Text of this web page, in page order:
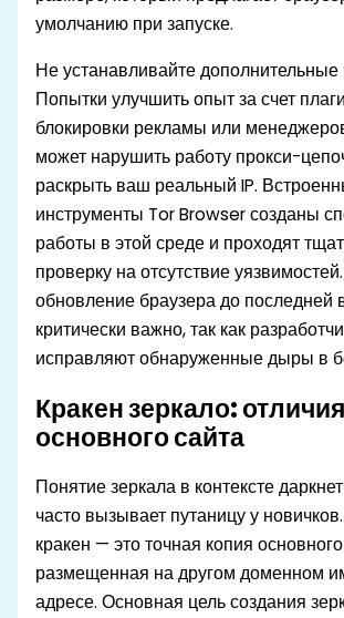
умолчанию при запуске.
Не устанавливайте
Попытки улучшить опыт за счет
блокировки рекламы или
может нарушить работу прокси-
раскрыть ваш реальный IP.
инструменты Tor Browser созданы
работы в этой среде и проходят
проверку на отсутствие
обновление браузера до последней
критически важно, так как
исправляют обнаруженные дыры в
Кракен зеркало:
основного сайта
Понятие зеркала в контексте
часто вызывает путаницу у
кракен — это точная копия
размещенная на другом доменном
адресе. Основная цель создания